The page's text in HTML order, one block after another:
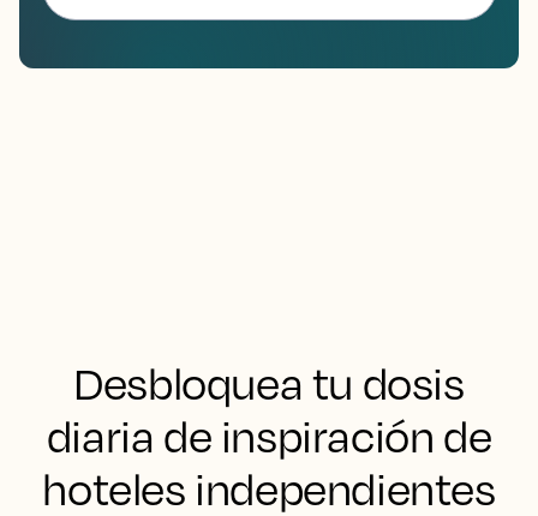
Desbloquea tu dosis
diaria de inspiración de
hoteles independientes